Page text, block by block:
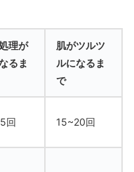
理が
るま
肌がツルツ
ルになるま
で
回 15~20回